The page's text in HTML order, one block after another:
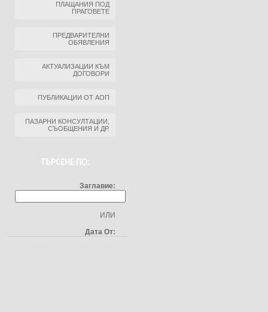
ПЛАЩАНИЯ ПОД
ПРАГОВЕТЕ
ПРЕДВАРИТЕЛНИ
ОБЯВЛЕНИЯ
АКТУАЛИЗАЦИИ КЪМ
ДОГОВОРИ
ПУБЛИКАЦИИ ОТ АОП
ПАЗАРНИ КОНСУЛТАЦИИ,
СЪОБЩЕНИЯ И ДР.
ТЪРСЕНЕ ПО:
Заглавие:
ИЛИ
Дата От: